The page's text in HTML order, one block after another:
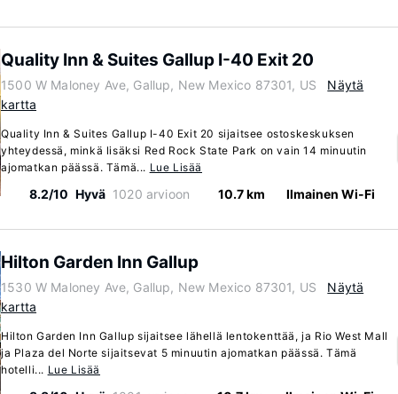
Quality Inn & Suites Gallup I-40 Exit 20
1500 W Maloney Ave, Gallup, New Mexico 87301, US
Näytä
kartta
Quality Inn & Suites Gallup I-40 Exit 20 sijaitsee ostoskeskuksen
yhteydessä, minkä lisäksi Red Rock State Park on vain 14 minuutin
ajomatkan päässä. Tämä... Lue Lisää
8.2/10 Hyvä 1020 arvioon 10.7 km Ilmainen Wi-Fi
Hilton Garden Inn Gallup
1530 W Maloney Ave, Gallup, New Mexico 87301, US
Näytä
kartta
Hilton Garden Inn Gallup sijaitsee lähellä lentokenttää, ja Rio West Mall
ja Plaza del Norte sijaitsevat 5 minuutin ajomatkan päässä. Tämä
hotelli... Lue Lisää